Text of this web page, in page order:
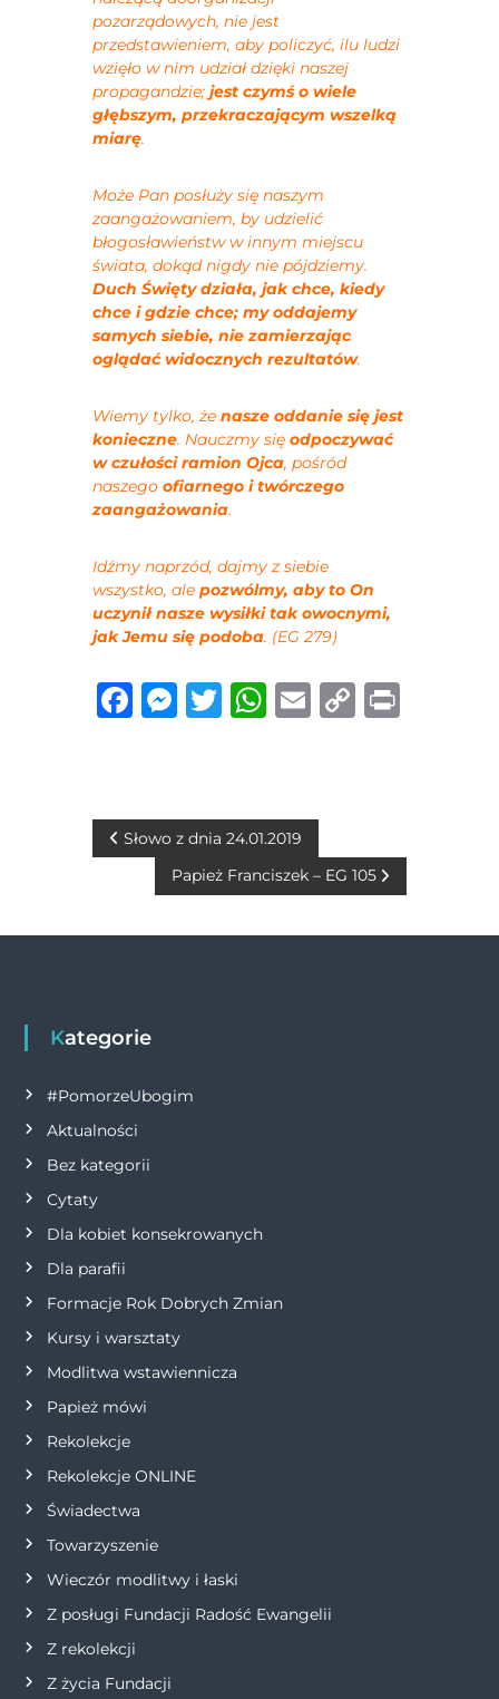
pozarządowych, nie jest
przedstawieniem, aby policzyć, ilu ludzi
wzięło w nim udział dzięki naszej
propagandzie;jest czymś o wiele
głębszym, przekraczającym wszelką
miarę.
Może Pan posłuży się naszym
zaangażowaniem, by udzielić
błogosławieństw w innym miejscu
świata, dokąd nigdy nie pójdziemy.
Duch Święty działa, jak chce, kiedy
chce i gdzie chce; my oddajemy
samych siebie, nie zamierzając
oglądać widocznych rezultatów.
Wiemy tylko, żenasze oddanie się jest
konieczne. Nauczmy sięodpoczywać
w czułości ramion Ojca, pośród
naszegoofiarnego i twórczego
zaangażowania.
Idźmy naprzód, dajmy z siebie
wszystko, alepozwólmy, aby to On
uczynił nasze wysiłki tak owocnymi,
jak Jemu się podoba. (EG 279)
F
b
k
M
n
g
T
r
W
A
p
E
C
n
N
w
g
a
c
j
a
w
p
i
s
u
Słowo z dnia 24.01.2019
Papież Franciszek – EG 105
Kategorie
#PomorzeUbogim
Aktualności
Bez kategorii
Cytaty
Dla kobiet konsekrowanych
Dla parafii
Formacje Rok Dobrych Zmian
Kursy i warsztaty
Modlitwa wstawiennicza
Papież mówi
Rekolekcje
Rekolekcje ONLINE
Świadectwa
Towarzyszenie
Wieczór modlitwy i łaski
Z posługi Fundacji Radość Ewangelii
Z rekolekcji
Z życia Fundacji